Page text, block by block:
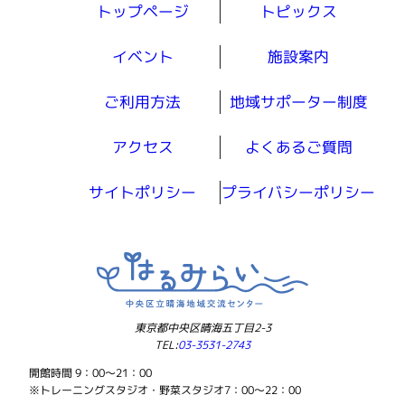
トップページ トピックス
イベント 施設案内
ご利用方法 地域サポーター制度
アクセス よくあるご質問
サイトポリシー プライバシーポリシー
東京都中央区晴海五丁目2-3
TEL:03-3531-2743
開館時間 9：00～21：00
※トレーニングスタジオ・野菜スタジオ7：00～22：00